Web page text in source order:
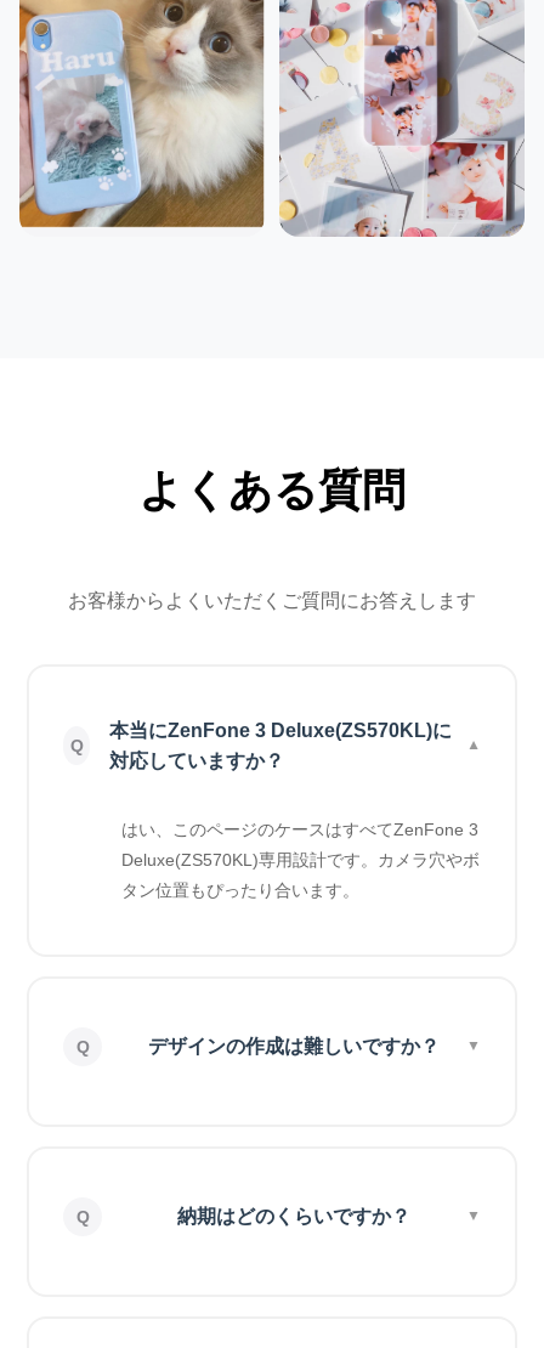
よくある質問
お客様からよくいただくご質問にお答えします
本当にZenFone 3 Deluxe(ZS570KL)に
対応していますか？
はい、このページのケースはすべてZenFone 3
Deluxe(ZS570KL)専用設計です。カメラ穴やボ
タン位置もぴったり合います。
デザインの作成は難しいですか？
納期はどのくらいですか？